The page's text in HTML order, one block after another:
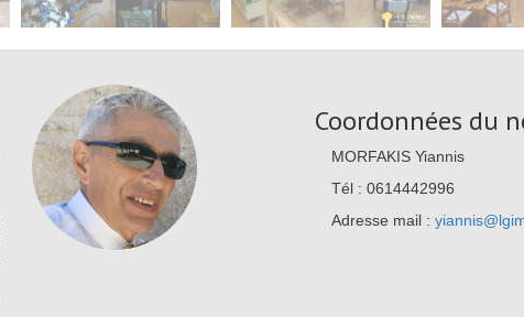
Coordonnées du
MORFAKIS Yiannis
Tél : 0614442996
Adresse mail :